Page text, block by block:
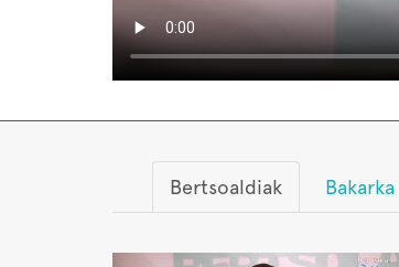
Bertsoaldiak Bakarka